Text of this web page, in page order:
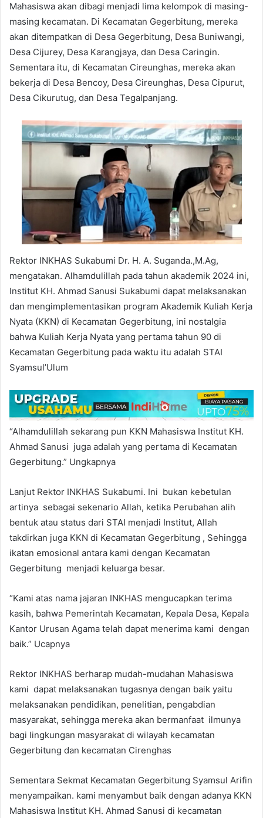
Mahasiswa akan dibagi menjadi lima kelompok di masing-
masing kecamatan. Di Kecamatan Gegerbitung, mereka
akan ditempatkan di Desa Gegerbitung, Desa Buniwangi,
Desa Cijurey, Desa Karangjaya, dan Desa Caringin.
Sementara itu, di Kecamatan Cireunghas, mereka akan
bekerja di Desa Bencoy, Desa Cireunghas, Desa Cipurut,
Desa Cikurutug, dan Desa Tegalpanjang.
Rektor INKHAS Sukabumi Dr. H. A. Suganda.,M.Ag,
mengatakan. Alhamdulillah pada tahun akademik 2024 ini,
Institut KH. Ahmad Sanusi Sukabumi dapat melaksanakan
dan mengimplementasikan program Akademik Kuliah Kerja
Nyata (KKN) di Kecamatan Gegerbitung, ini nostalgia
bahwa Kuliah Kerja Nyata yang pertama tahun 90 di
Kecamatan Gegerbitung pada waktu itu adalah STAI
Syamsul’Ulum
“Alhamdulillah sekarang pun KKN Mahasiswa Institut KH.
Ahmad Sanusi juga adalah yang pertama di Kecamatan
Gegerbitung.” Ungkapnya
Lanjut Rektor INKHAS Sukabumi. Ini bukan kebetulan
artinya sebagai sekenario Allah, ketika Perubahan alih
bentuk atau status dari STAI menjadi Institut, Allah
takdirkan juga KKN di Kecamatan Gegerbitung , Sehingga
ikatan emosional antara kami dengan Kecamatan
Gegerbitung menjadi keluarga besar.
“Kami atas nama jajaran INKHAS mengucapkan terima
kasih, bahwa Pemerintah Kecamatan, Kepala Desa, Kepala
Kantor Urusan Agama telah dapat menerima kami dengan
baik.” Ucapnya
Rektor INKHAS berharap mudah-mudahan Mahasiswa
kami dapat melaksanakan tugasnya dengan baik yaitu
melaksanakan pendidikan, penelitian, pengabdian
masyarakat, sehingga mereka akan bermanfaat ilmunya
bagi lingkungan masyarakat di wilayah kecamatan
Gegerbitung dan kecamatan Cirenghas
Sementara Sekmat Kecamatan Gegerbitung Syamsul Arifin
menyampaikan. kami menyambut baik dengan adanya KKN
Mahasiswa Institut KH. Ahmad Sanusi di kecamatan